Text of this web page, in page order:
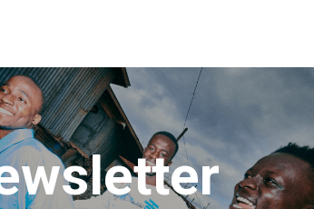
寄付をする
サイトポリシ